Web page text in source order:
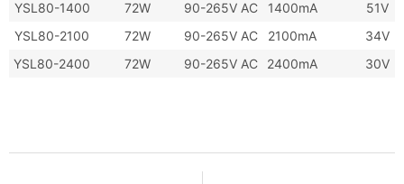
YSL80-1400
72W 90-265V AC 1400mA
51V
YSL80-2100
72W 90-265V AC 2100mA
34V
YSL80-2400
72W 90-265V AC 2400mA 30V